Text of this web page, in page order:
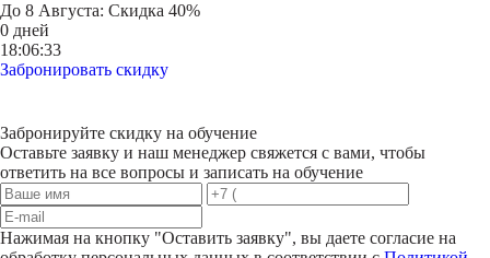
До 8 Августа: Скидка 40%
0 дней
18:06:33
Забронировать скидку
Забронируйте скидку на обучение
Оставьте заявку и наш менеджер свяжется с вами, чтобы
ответить на все вопросы и записать на обучение
Нажимая на кнопку "Оставить заявку", вы даете согласие на